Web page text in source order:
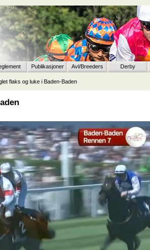
Publikasjoner Avl/Breeders Derby
flaks og luke i Baden-Baden